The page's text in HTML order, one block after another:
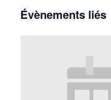
Évènements liés